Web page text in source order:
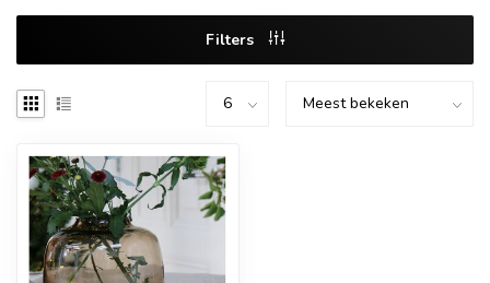
Filters